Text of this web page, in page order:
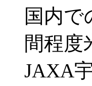
国内で
間程度
JAXA